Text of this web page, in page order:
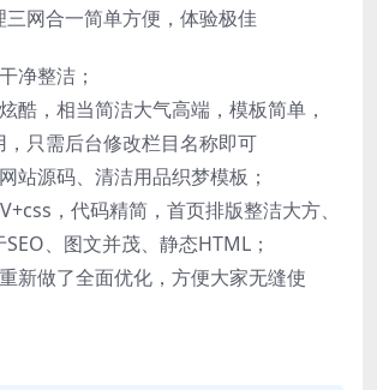
三网合一简单方便，体验极佳
净整洁；
酷，相当简洁大气高端，模板简单，
只需后台修改栏目名称即可
站源码、清洁用品织梦模板；
，代码精简，首页排版整洁大方、
、图文并茂、静态HTML；
新做了全面优化，方便大家无缝使